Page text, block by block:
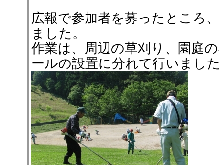
広報で参加者を募ったところ
ました。
作業は、周辺の草刈り、園庭
ールの設置に分れて行いまし